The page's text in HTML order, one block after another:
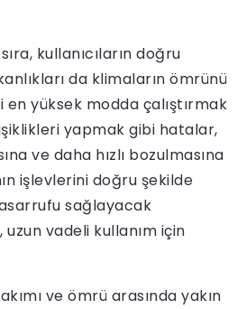
kullanıcıların doğru
da klimaların ömrünü
en yüksek modda çalıştırmak
yapmak gibi hatalar,
ve daha hızlı bozulmasına
işlevlerini doğru şekilde
sağlayacak
vadeli kullanım için
ve ömrü arasında yakın